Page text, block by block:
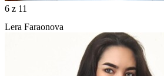
6 z 11
Lera Faraonova